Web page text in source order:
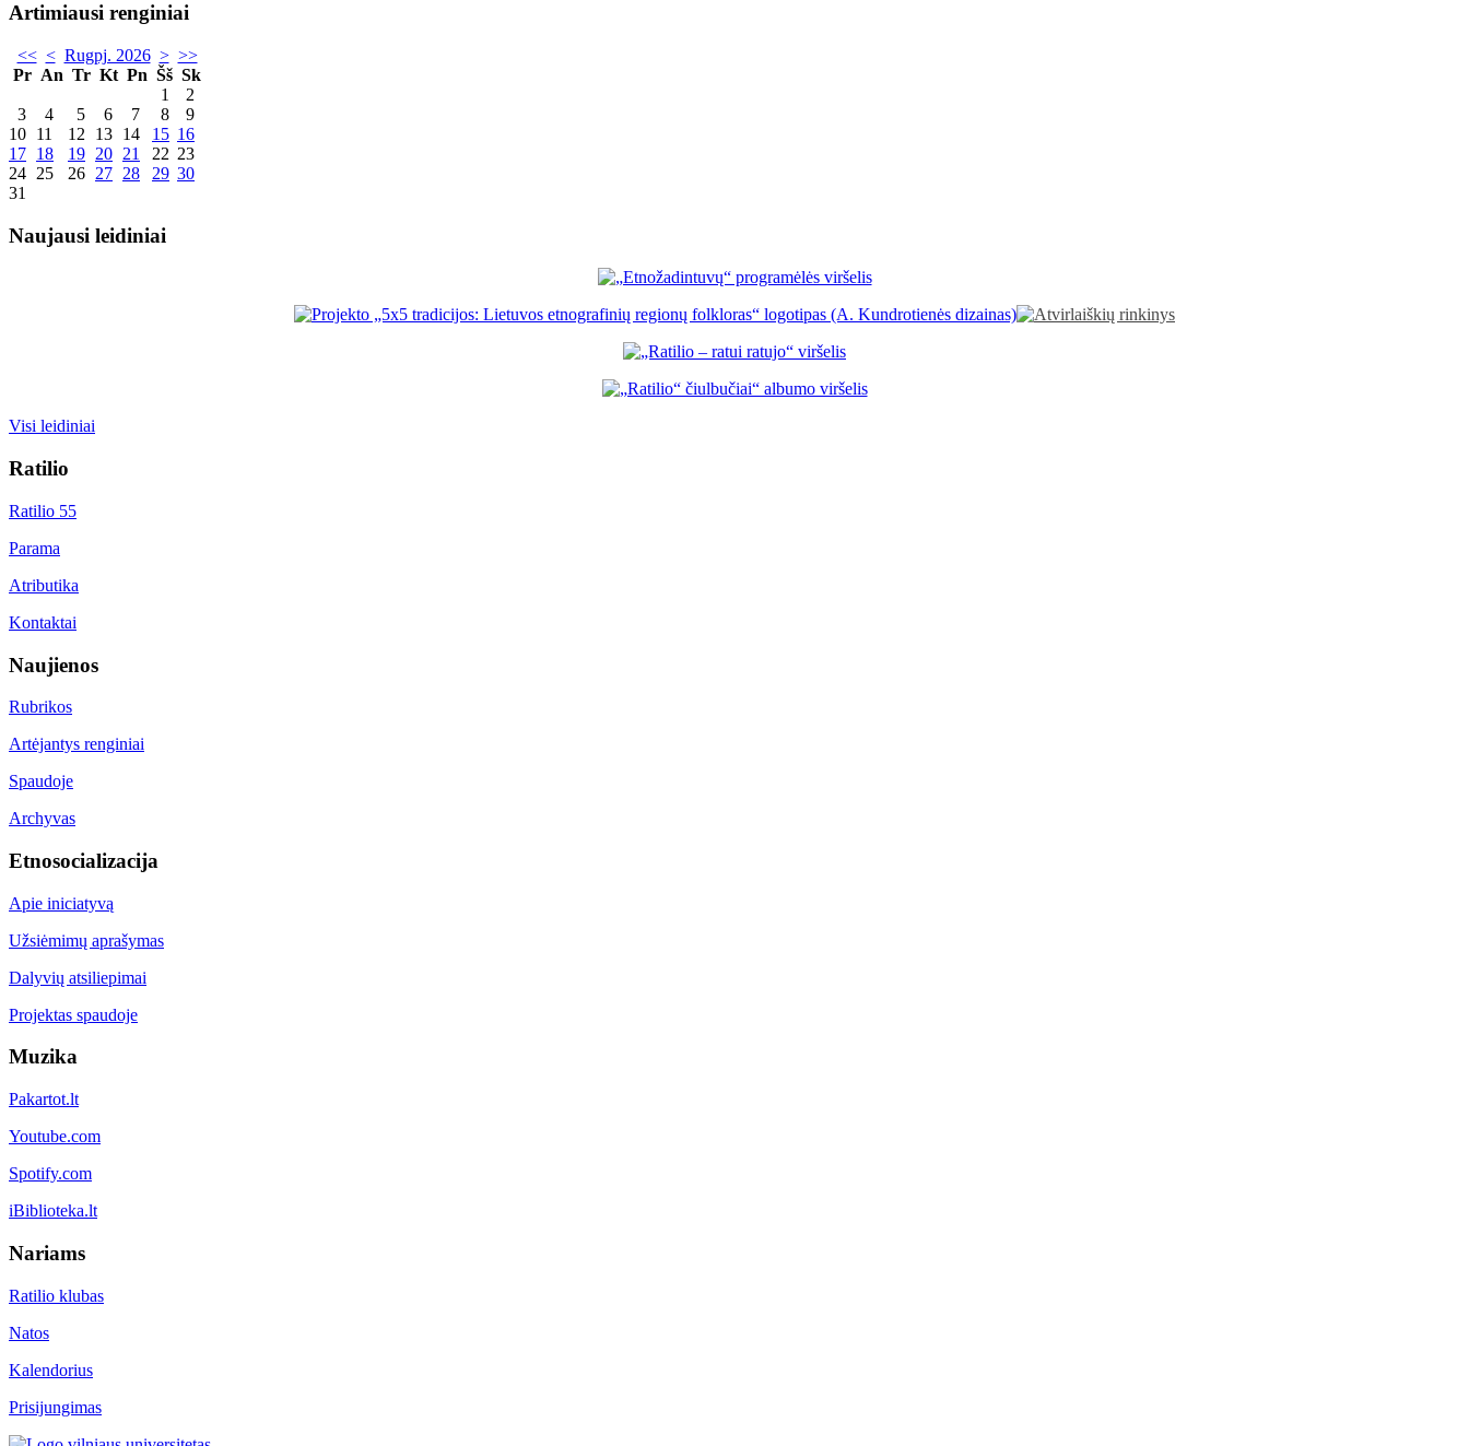
Artimiausi renginiai
<< < Rugpj. 2026 > >>
Pr An Tr Kt Pn Šš Sk
1
2
3
4 5 6 7 8
9
10 11 12 13 14 15 16
17 18 19 20 21 22 23
24 25 26 27 28 29 30
31
Naujausi leidiniai
Visi leidiniai
Ratilio
Ratilio 55
Parama
Atributika
Kontaktai
Naujienos
Rubrikos
Artėjantys renginiai
Spaudoje
Archyvas
Etnosocializacija
Apie iniciatyvą
Užsiėmimų aprašymas
Dalyvių atsiliepimai
Projektas spaudoje
Muzika
Pakartot.lt
Youtube.com
Spotify.com
iBiblioteka.lt
Nariams
Ratilio klubas
Natos
Kalendorius
Prisijungimas